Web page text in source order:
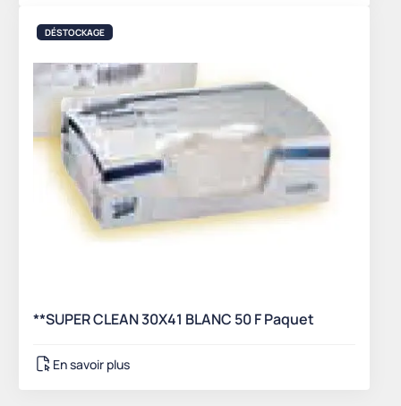
DÉSTOCKAGE
**SUPER CLEAN 30X41 BLANC 50 F Paquet
En savoir plus